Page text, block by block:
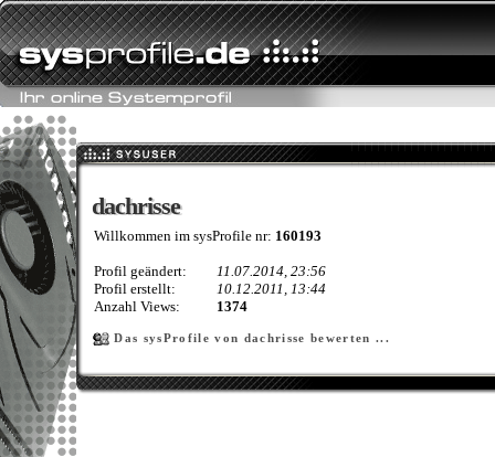
dachrisse
dachrisse
Willkommen im sysProfile nr: 160193
Profil geändert:
11.07.2014, 23:56
Profil erstellt:
10.12.2011, 13:44
Anzahl Views:
1374
Das sysProfile von dachrisse bewerten ...